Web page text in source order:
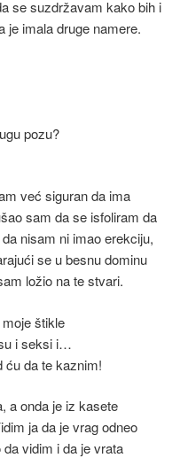
se suzdržavam kako bih i
je imala druge namere.
pozu?
već siguran da ima
sam da se isfoliram da
nisam ni imao erekciju,
se u besnu dominu
ložio na te stvari.
štikle
i seksi i…
ću da te kaznim!
a onda je iz kasete
ja da je vrag odneo
vidim i da je vrata